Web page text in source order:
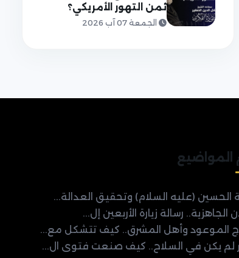
ثمن التهور الأمريكي؟
الجمعة 07 آب 2026
المواضيع
الحسين (عليه السلام) وتحقيق العدالة...
الجاهزية.. رسالة زيارة الأربعين إل...
الموعود وأهل المشرق.. كيف تتشكل مع...
لم يكن في السلاح.. كيف صنعت فتوى ال...